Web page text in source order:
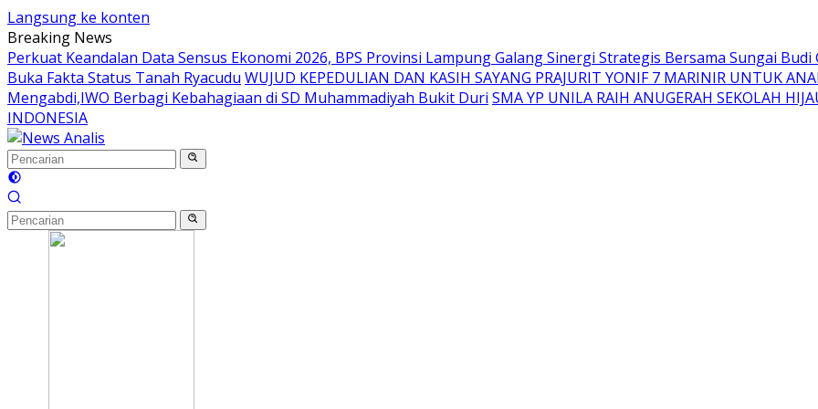
Langsung ke konten
Breaking News
Perkuat Keandalan Data Sensus Ekonomi 2026, BPS Provinsi Lampung Galang Sinergi Strategis Bersama Sungai Budi
Buka Fakta Status Tanah Ryacudu WUJUD KEPEDULIAN DAN KASIH SAYANG PRAJURIT YONIF 7 MARINIR UNTUK
Mengabdi,IWO Berbagi Kebahagiaan di SD Muhammadiyah Bukit Duri SMA YP UNILA RAIH ANUGERAH SEKOLAH
INDONESIA